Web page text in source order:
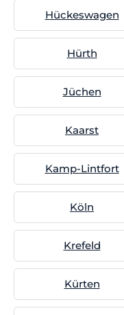
Hückeswagen
Hürth
Jüchen
Kaarst
Kamp-Lintfort
Köln
Krefeld
Kürten